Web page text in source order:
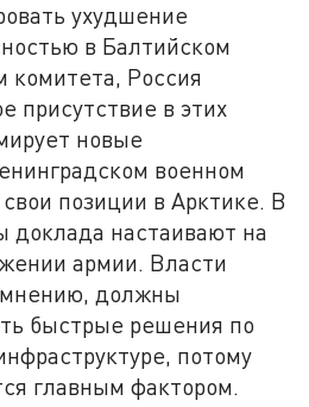
ухудшение
в Балтийском
комитета, Россия
присутствие в этих
новые
военном
позиции в Арктике. В
доклада настаивают на
армии. Власти
мнению, должны
быстрые решения по
потому
главным фактором.